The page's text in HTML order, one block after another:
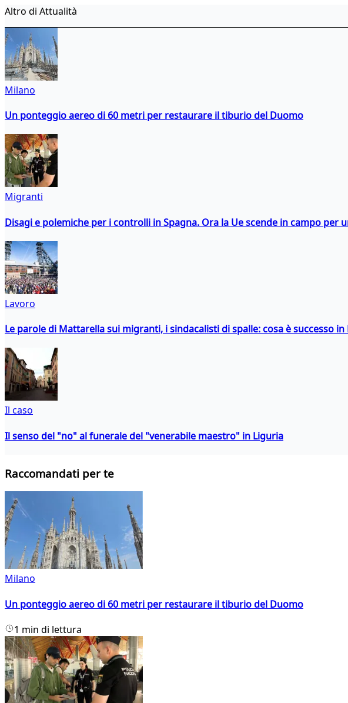
Altro di Attualità
Milano
Un ponteggio aereo di 60 metri per restaurare il tiburio del Duomo
Migranti
Disagi e polemiche per i controlli in Spagna. Ora la Ue scende in campo per
Lavoro
Le parole di Mattarella sui migranti, i sindacalisti di spalle: cosa è successo in
Il caso
Il senso del "no" al funerale del "venerabile maestro" in Liguria
Raccomandati per te
Milano
Un ponteggio aereo di 60 metri per restaurare il tiburio del Duomo
1 min di lettura